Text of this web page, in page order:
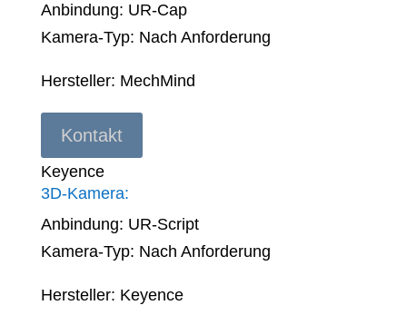
Anbindung: UR-Cap
Kamera-Typ: Nach Anforderung
Hersteller: MechMind
Kontakt
Keyence
3D-Kamera:
Anbindung: UR-Script
Kamera-Typ: Nach Anforderung
Hersteller: Keyence